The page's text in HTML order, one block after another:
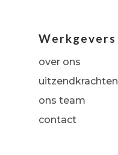
Werkgevers
over ons
uitzendkrachten
ons team
contact